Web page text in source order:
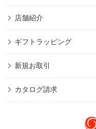
店舗紹介
ギフトラッピング
新規お取引
カタログ請求